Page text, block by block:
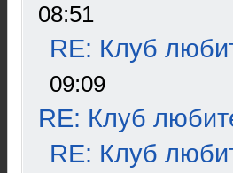
08:51
RE: Клуб
09:09
RE: Клуб
RE: Клуб